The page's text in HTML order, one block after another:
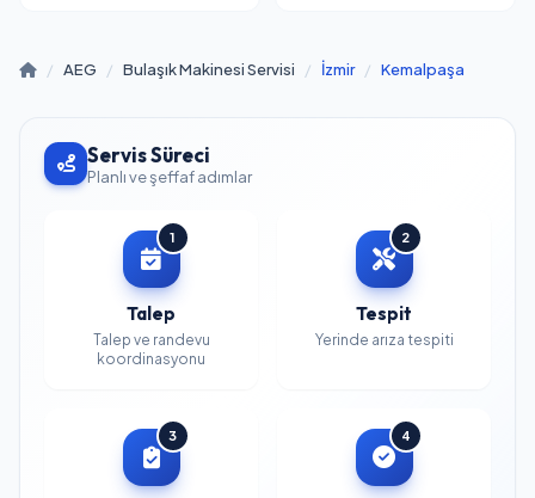
/ AEG / Bulaşık Makinesi Servisi / İzmir / Kemalpaşa
Servis Süreci
Planlı ve şeffaf adımlar
1
Talep
Talep ve randevu
koordinasyonu
2
Tespit
Yerinde arıza tespiti
3 4